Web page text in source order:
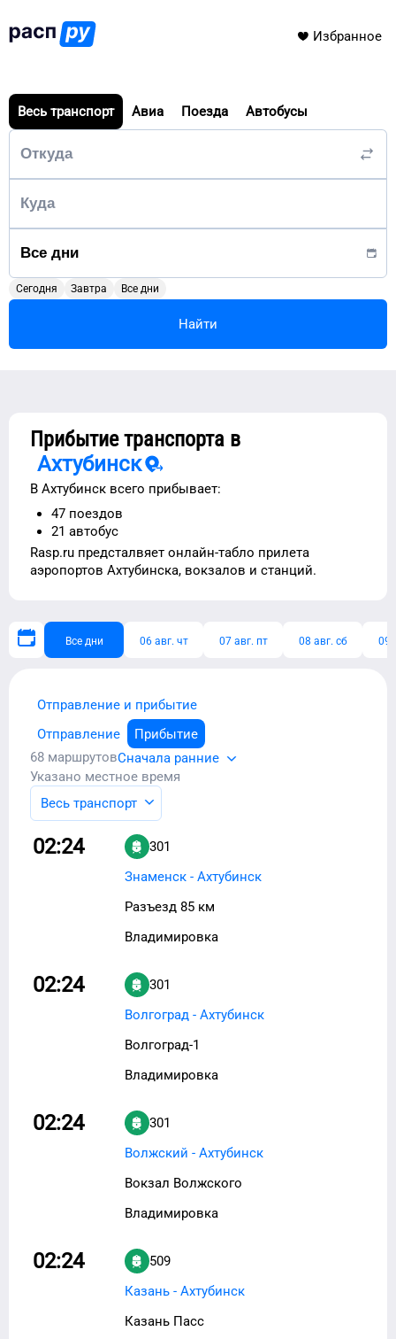
Избранное
Весь транспорт Авиа Поезда Автобусы
Сегодня Завтра Все дни
Найти
Прибытие транспорта в
Ахтубинск
В Ахтубинск всего прибывает:
47 поездов
21 автобус
Rasp.ru предсталвяет онлайн-табло прилета
аэропортов Ахтубинска, вокзалов и станций.
Все дни 06 авг. чт 07 авг. пт 08 авг. сб 09
Отправление и прибытие
Отправление
Прибытие
68 маршрутовСначала ранние
Указано местное время
Весь транспорт
02:24
301
Знаменск - Ахтубинск
Разъезд 85 км
Владимировка
02:24
301
Волгоград - Ахтубинск
Волгоград-1
Владимировка
02:24
301
Волжский - Ахтубинск
Вокзал Волжского
Владимировка
02:24
509
Казань - Ахтубинск
Казань Пасс